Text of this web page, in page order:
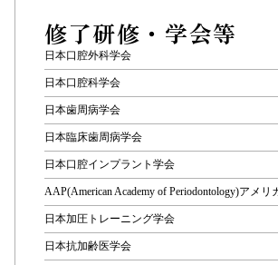
修了研修・学会等
日本口腔外科学会
日本口腔科学会
日本歯周病学会
日本臨床歯周病学会
日本口腔インプラント学会
AAP(American Academy of Periodontology)アメ
日本加圧トレーニング学会
日本抗加齢医学会